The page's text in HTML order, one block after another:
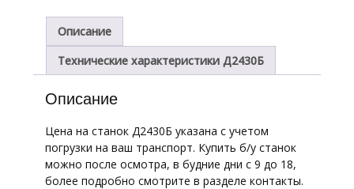
Описание
Технические характеристики Д2430Б
Описание
Цена на станок Д2430Б указана с учетом
погрузки на ваш транспорт. Купить б/у станок
можно после осмотра, в будние дни с 9 до 18,
более подробно смотрите в разделе контакты.